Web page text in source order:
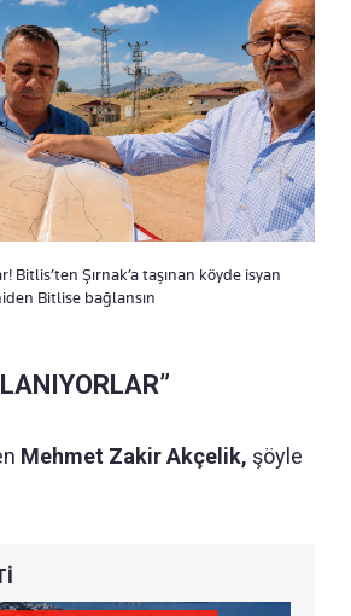
Bitlis’ten Şırnak’a taşınan köyde isyan
Bitlise bağlansın
Mehmet Zakir Akçelik, şöyle